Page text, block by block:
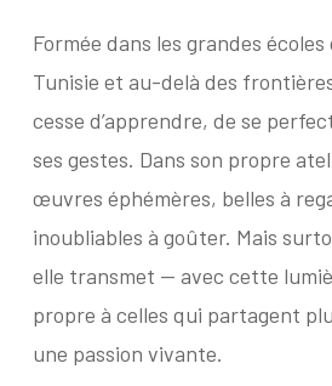
Formée dans les grandes
Tunisie et au-delà des
cesse d’apprendre, de se
ses gestes. Dans son propre
œuvres éphémères, belles à
inoubliables à goûter. Mais
elle transmet — avec cette
propre à celles qui partagent
une passion vivante.